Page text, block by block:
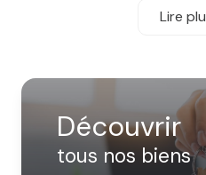
découvrir
tous nos biens
l’écoute, nous mettons à
Qu’il s’agisse de location
location ou vente, nous
- Location saisonnière : Un
Lire